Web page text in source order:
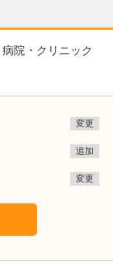
病院・クリニック
変更
追加
変更